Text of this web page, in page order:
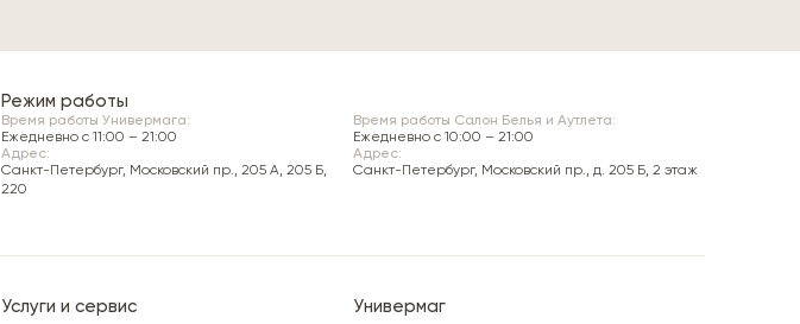
Режим работы
Время работы Универмага:
Ежедневно c 11:00 – 21:00
Адрес:
Санкт-Петербург, Московский пр., 205 А, 205 Б,
220
Время работы Салон Белья и Аутлета:
Ежедневно c 10:00 – 21:00
Адрес:
Санкт-Петербург, Московский пр., д. 205 Б, 2 этаж
Услуги и сервис Универмаг